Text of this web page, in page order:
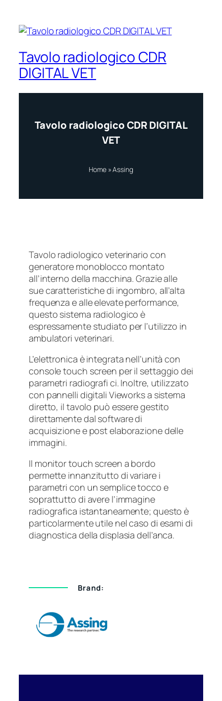
Tavolo radiologico CDR
DIGITAL VET
Tavolo radiologico CDR DIGITAL
VET
Home»Assing
Tavolo radiologico veterinario con
generatore monoblocco montato
all’interno della macchina. Grazie alle
sue caratteristiche di ingombro, all’alta
frequenza e alle elevate performance,
questo sistema radiologico è
espressamente studiato per l‘utilizzo in
ambulatori veterinari.
L’elettronica è integrata nell’unità con
console touch screen per il settaggio dei
parametri radiografi ci. Inoltre, utilizzato
con pannelli digitali Vieworks a sistema
diretto, il tavolo può essere gestito
direttamente dal software di
acquisizione e post elaborazione delle
immagini.
Il monitor touch screen a bordo
permette innanzitutto di variare i
parametri con un semplice tocco e
soprattutto di avere l’immagine
radiografica istantaneamente; questo è
particolarmente utile nel caso di esami di
diagnostica della displasia dell’anca.
Brand: